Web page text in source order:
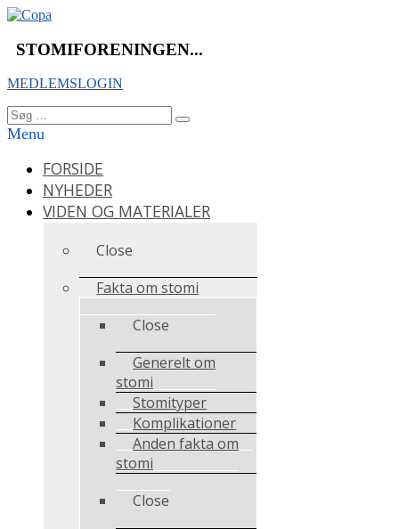
Videre
indhold
STOMIFORENINGEN...
MEDLEMSLOGIN
Søg
efter:
Søg
Menu
FORSIDE
NYHEDER
VIDEN OG MATERIALER
Close
Fakta om stomi
Close
Generelt om
stomi
Stomityper
Komplikationer
Anden fakta om
stomi
Close